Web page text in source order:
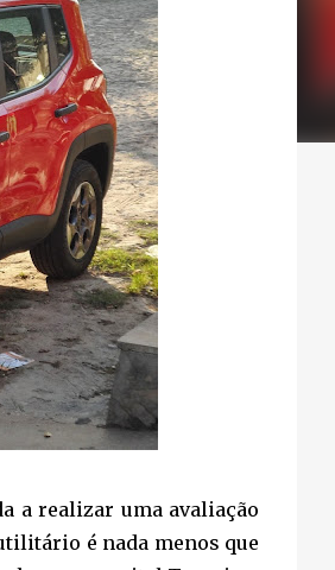
a realizar uma avaliação
é nada menos que